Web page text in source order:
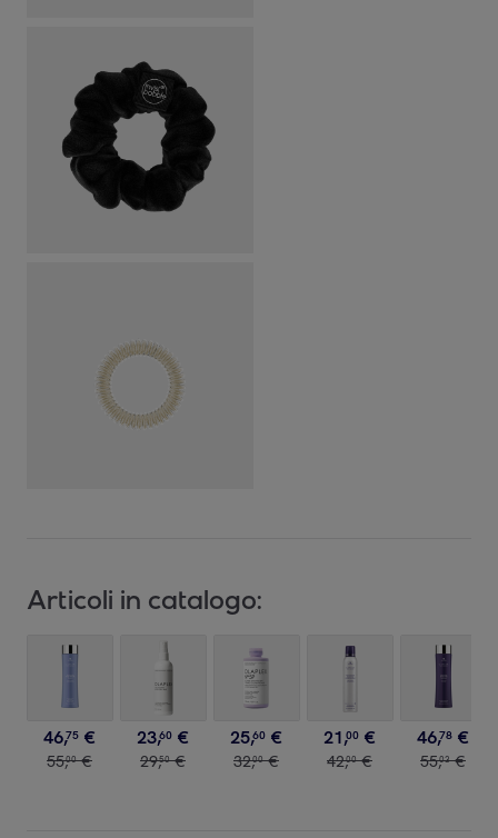
Articoli in catalogo:
46,75 €
55,00 €
23,60 €
29,50 €
25,60 €
32,00 €
21,00 €
42,00 €
46,78 €
55,03 €